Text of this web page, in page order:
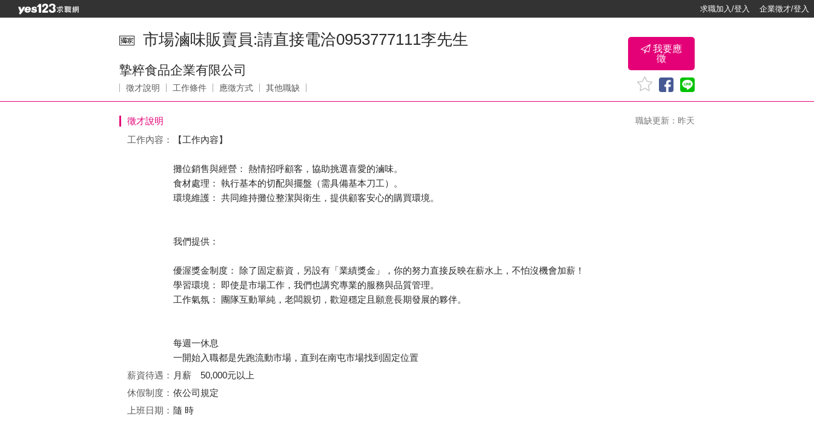
求職加入/登入 企業徵才/登入
市場滷味販賣員:請直接電洽0953777111李先生
摯粹食品企業有限公司
徵才說明 工作條件 應徵方式 其他職缺
我要應
徵
徵才說明 職缺更新：昨天
工作內容： 【工作內容】
攤位銷售與經營： 熱情招呼顧客，協助挑選喜愛的滷味。
食材處理： 執行基本的切配與擺盤（需具備基本刀工）。
環境維護： 共同維持攤位整潔與衛生，提供顧客安心的購買環境。
我們提供：
優渥獎金制度： 除了固定薪資，另設有「業績獎金」，你的努力直接反映在薪水上，不怕沒機會加薪！
學習環境： 即使是市場工作，我們也講究專業的服務與品質管理。
工作氣氛： 團隊互動單純，老闆親切，歡迎穩定且願意長期發展的夥伴。
每週一休息
一開始入職都是先跑流動市場，直到在南屯市場找到固定位置
薪資待遇： 月薪 50,000元以上
休假制度： 依公司規定
上班日期： 隨 時